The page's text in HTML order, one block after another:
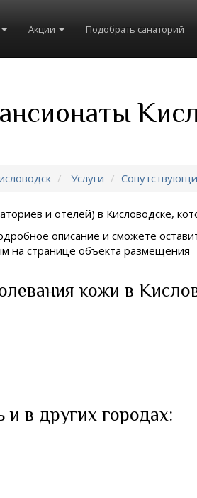
Акции Подобрать санаторий
Услуги
и отелей) в Кисловодске,
описание и сможете
на странице объекта размещения
кожи в
и в других городах: